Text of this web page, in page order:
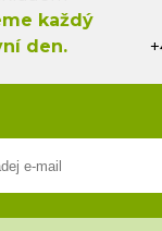
každý
den.